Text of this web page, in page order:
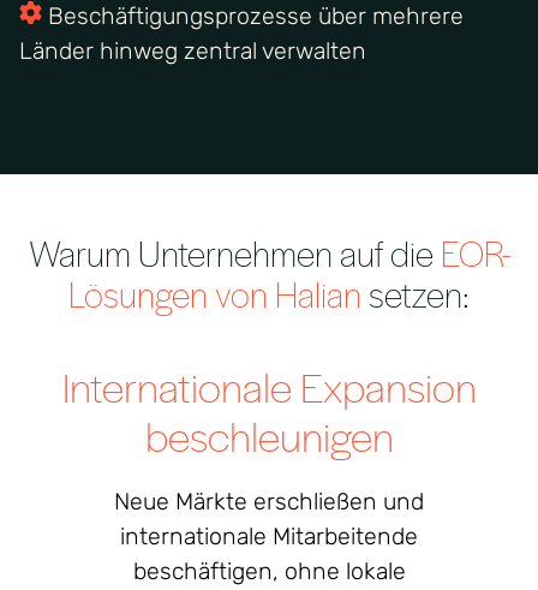
Beschäftigungsprozesse über mehrere
Länder hinweg zentral verwalten
Warum Unternehmen auf die EOR-
Lösungen von Halian setzen:
Internationale Expansion
beschleunigen
Neue Märkte erschließen und
internationale Mitarbeitende
beschäftigen, ohne lokale